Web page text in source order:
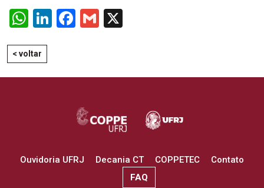
WhatsApp
LinkedIn
Facebook
Gmail
< voltar
Ouvidoria UFRJ Decania CT COPPETEC
Contato
FAQ